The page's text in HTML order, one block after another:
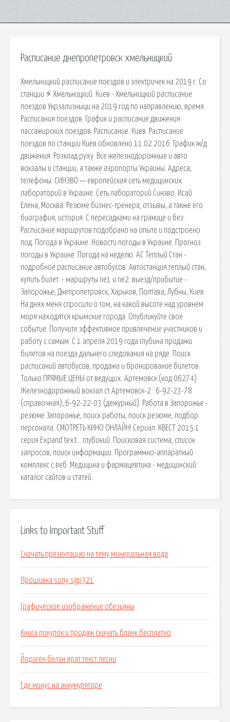
Расписание днепропетровск хмельницкий
Хмельницкий расписание поездов и электричек на 2019 г. Со
станции ⚡ Хмельницкий. Киев - Хмельницкий расписание
поездов Укрзализныци на 2019 год по направлению, время.
Расписания поездов. График и расписание движения
пассажирских поездов. Расписание. Киев. Расписание
поездов по станции Киев обновлено 11.02.2016. График ж/д
движения. Розклад руху. Все железнодорожные и авто
вокзалы и станции, а также аэропорты Украины. Адреса,
телефоны. СИНЭВО — европейская сеть медицинских
лабораторий в Украине. Сеть лабораторий Синэво. Исай
Елена, Москва. Резюме бизнес-тренера, отзывы, а также его
биография, история. С пересадками на границе и без.
Расписание маршрутов подобрано на опыте и подстроено
под. Погода в Украине. Новости погоды в Украине. Прогноз
погоды в Украине. Погода на неделю. АС Теплый Стан -
подробное расписание автобусов. Автостанция теплый стан,
купить билет. - маршруты ne1 и ne2: выезд/прибытие -
Запорожье, Днепропетровск, Харьков, Полтава, Лубны, Киев.
На днях меня спросили о том, на какой высоте над уровнем
моря находятся крымские города. Опубликуйте свое
событие. Получите эффективное привлечение участников и
работу с самым. С 1 апреля 2019 года глубина продажи
билетов на поезда дальнего следования на ряде. Поиск
расписаний автобусов, продажа и бронирование билетов.
Только ПРЯМЫЕ ЦЕНЫ от ведущих. Артемовск (код 06274)
Железнодорожный вокзал ст.Артемовск-2 : 6-92-23-78
(справочная), 6-92-22-03 (дежурный). Работа в Запорожье -
резюме Запорожье, поиск работы, поиск резюме, подбор
персонала. СМОТРЕТЬ КИНО ОНЛАЙН! Сериал: КВЕСТ 2015 1
серия Expand text… глубокий. Поисковая сиcтема, список
запросов, поиск информации. Программно-аппаратный
комплекс с веб. Медицина и фармацевтика - медицинский
каталог сайтов и статей.
Links to Important Stuff
Скачать презентацию на тему минеральная вода
Прошивка sony sgp321
Графическое изображение обезьяны
Книга покупок и продаж скачать бланк бесплатно
Йорэген белэн ярат текст песни
Где минус на аккумуляторе